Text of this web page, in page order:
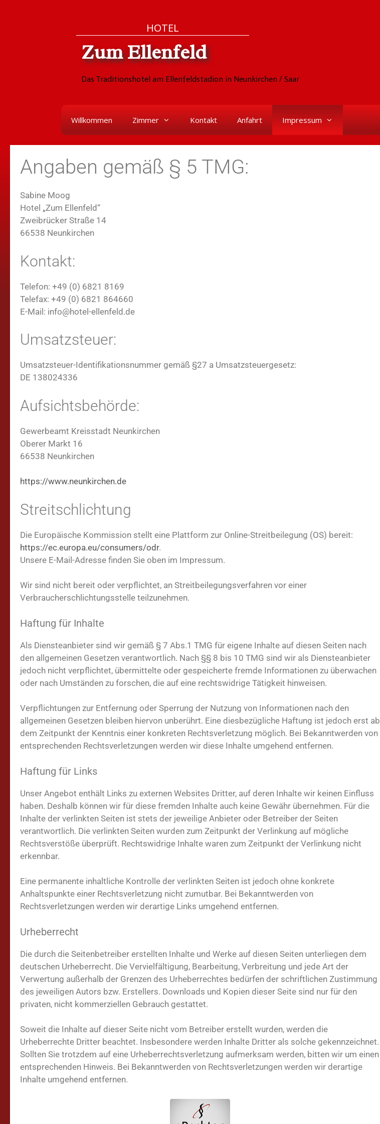
HOTEL
Zum Ellenfeld
Das Traditionshotel am Ellenfeldstadion in Neunkirchen / Saar
Willkommen Zimmer Kontakt Anfahrt Impressum
Angaben gemäß § 5 TMG:
Sabine Moog
Hotel „Zum Ellenfeld“
Zweibrücker Straße 14
66538 Neunkirchen
Kontakt:
Telefon: +49 (0) 6821 8169
Telefax: +49 (0) 6821 864660
E-Mail: info@hotel-ellenfeld.de
Umsatzsteuer:
Umsatzsteuer-Identifikationsnummer gemäß §27 a Umsatzsteuergesetz:
DE 138024336
Aufsichtsbehörde:
Gewerbeamt Kreisstadt Neunkirchen
Oberer Markt 16
66538 Neunkirchen
https://www.neunkirchen.de
Streitschlichtung
Die Europäische Kommission stellt eine Plattform zur Online-Streitbeilegung (OS) bereit:
https://ec.europa.eu/consumers/odr.
Unsere E-Mail-Adresse finden Sie oben im Impressum.
Wir sind nicht bereit oder verpflichtet, an Streitbeilegungsverfahren vor einer
Verbraucherschlichtungsstelle teilzunehmen.
Haftung für Inhalte
Als Diensteanbieter sind wir gemäß § 7 Abs.1 TMG für eigene Inhalte auf diesen Seiten nach
den allgemeinen Gesetzen verantwortlich. Nach §§ 8 bis 10 TMG sind wir als Diensteanbieter
jedoch nicht verpflichtet, übermittelte oder gespeicherte fremde Informationen zu überwachen
oder nach Umständen zu forschen, die auf eine rechtswidrige Tätigkeit hinweisen.
Verpflichtungen zur Entfernung oder Sperrung der Nutzung von Informationen nach den
allgemeinen Gesetzen bleiben hiervon unberührt. Eine diesbezügliche Haftung ist jedoch erst ab
dem Zeitpunkt der Kenntnis einer konkreten Rechtsverletzung möglich. Bei Bekanntwerden von
entsprechenden Rechtsverletzungen werden wir diese Inhalte umgehend entfernen.
Haftung für Links
Unser Angebot enthält Links zu externen Websites Dritter, auf deren Inhalte wir keinen Einfluss
haben. Deshalb können wir für diese fremden Inhalte auch keine Gewähr übernehmen. Für die
Inhalte der verlinkten Seiten ist stets der jeweilige Anbieter oder Betreiber der Seiten
verantwortlich. Die verlinkten Seiten wurden zum Zeitpunkt der Verlinkung auf mögliche
Rechtsverstöße überprüft. Rechtswidrige Inhalte waren zum Zeitpunkt der Verlinkung nicht
erkennbar.
Eine permanente inhaltliche Kontrolle der verlinkten Seiten ist jedoch ohne konkrete
Anhaltspunkte einer Rechtsverletzung nicht zumutbar. Bei Bekanntwerden von
Rechtsverletzungen werden wir derartige Links umgehend entfernen.
Urheberrecht
Die durch die Seitenbetreiber erstellten Inhalte und Werke auf diesen Seiten unterliegen dem
deutschen Urheberrecht. Die Vervielfältigung, Bearbeitung, Verbreitung und jede Art der
Verwertung außerhalb der Grenzen des Urheberrechtes bedürfen der schriftlichen Zustimmung
des jeweiligen Autors bzw. Erstellers. Downloads und Kopien dieser Seite sind nur für den
privaten, nicht kommerziellen Gebrauch gestattet.
Soweit die Inhalte auf dieser Seite nicht vom Betreiber erstellt wurden, werden die
Urheberrechte Dritter beachtet. Insbesondere werden Inhalte Dritter als solche gekennzeichnet.
Sollten Sie trotzdem auf eine Urheberrechtsverletzung aufmerksam werden, bitten wir um einen
entsprechenden Hinweis. Bei Bekanntwerden von Rechtsverletzungen werden wir derartige
Inhalte umgehend entfernen.